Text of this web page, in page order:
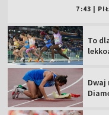
7:43
To
Dwaj